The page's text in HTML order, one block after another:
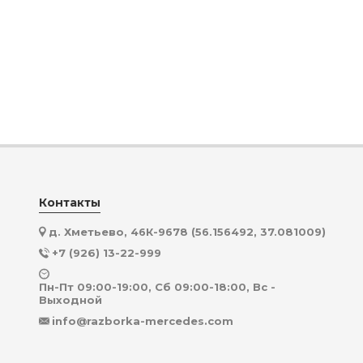
Контакты
д. Хметьево, 46К-9678 (56.156492, 37.081009)
+7 (926) 13-22-999
Пн-Пт 09:00-19:00, Сб 09:00-18:00, Вс -
Выходной
info@razborka-mercedes.com